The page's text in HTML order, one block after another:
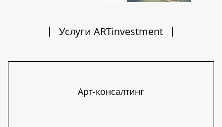
Услуги ARTinvestment
Арт-консалтинг